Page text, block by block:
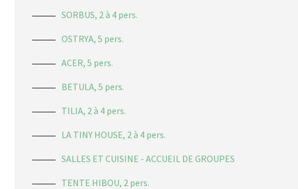
SORBUS, 2 à 4 pers.
OSTRYA, 5 pers.
ACER, 5 pers.
BETULA, 5 pers.
TILIA, 2 à 4 pers.
LA TINY HOUSE, 2 à 4 pers.
SALLES ET CUISINE - ACCUEIL DE GROUPES
TENTE HIBOU, 2 pers.